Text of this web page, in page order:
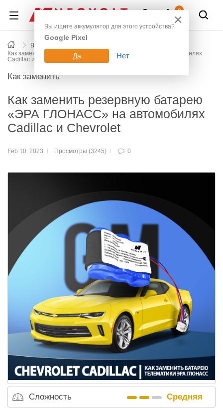
0
Все новости блога
Как заменить резервную батарею «ЭРА ГЛОНАСС» на автомобилях
Cadillac и Chevrolet
Как заменить
Как заменить резервную батарею
«ЭРА ГЛОНАСС» на автомобилях
Cadillac и Chevrolet
Feb 10, 2023 Просмотры (3245) 0
Сложность Средняя
×
Вы ищите аккумулятор для этого устройства?
Google Pixel
Да Нет